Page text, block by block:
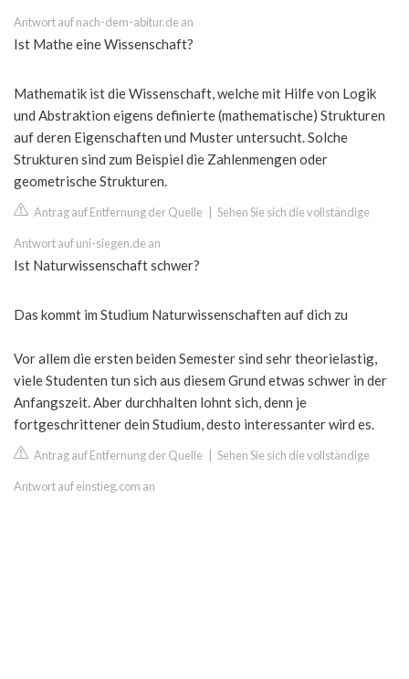
Antwort auf nach-dem-abitur.de an
Ist Mathe eine Wissenschaft?
Mathematik ist die Wissenschaft, welche mit Hilfe von Logik
und Abstraktion eigens definierte (mathematische) Strukturen
auf deren Eigenschaften und Muster untersucht. Solche
Strukturen sind zum Beispiel die Zahlenmengen oder
geometrische Strukturen.
Antrag auf Entfernung der Quelle Sehen Sie sich die vollständige
Antwort auf uni-siegen.de an
Ist Naturwissenschaft schwer?
Das kommt im Studium Naturwissenschaften auf dich zu
Vor allem die ersten beiden Semester sind sehr theorielastig,
viele Studenten tun sich aus diesem Grund etwas schwer in der
Anfangszeit. Aber durchhalten lohnt sich, denn je
fortgeschrittener dein Studium, desto interessanter wird es.
Antrag auf Entfernung der Quelle Sehen Sie sich die vollständige
Antwort auf einstieg.com an